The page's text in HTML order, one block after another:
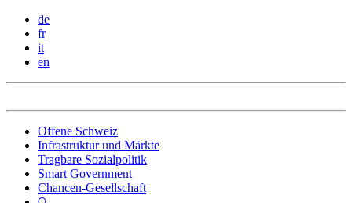
de
fr
it
en
Offene Schweiz
Infrastruktur und Märkte
Tragbare Sozialpolitik
Smart Government
Chancen-Gesellschaft